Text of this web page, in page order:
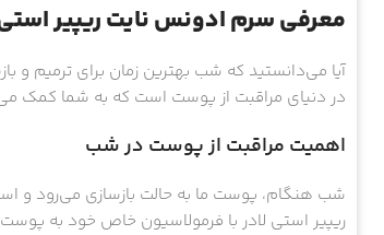
معرفی سرم ادونس نایت ریپیر استی
آیا می‌دانستید که شب بهترین زمان برای ترمیم
در دنیای مراقبت از پوست است که به شما کمک
اهمیت مراقبت از پوست در شب
شب هنگام، پوست ما به حالت بازسازی می‌رود و
ریپیر استی لادر با فرمولاسیون خاص خود به